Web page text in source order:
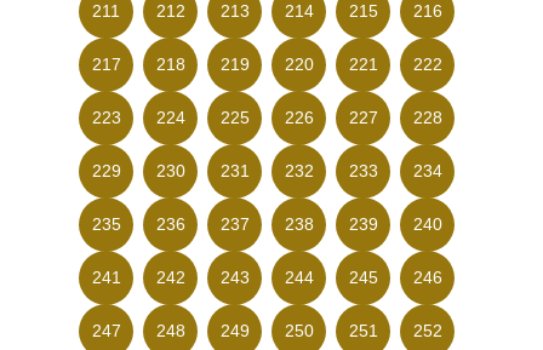
211 212 213 214 215 216
217 218 219 220 221 222
223 224 225 226 227 228
229 230 231 232 233 234
235 236 237 238 239 240
241 242 243 244 245 246
247 248 249 250 251 252